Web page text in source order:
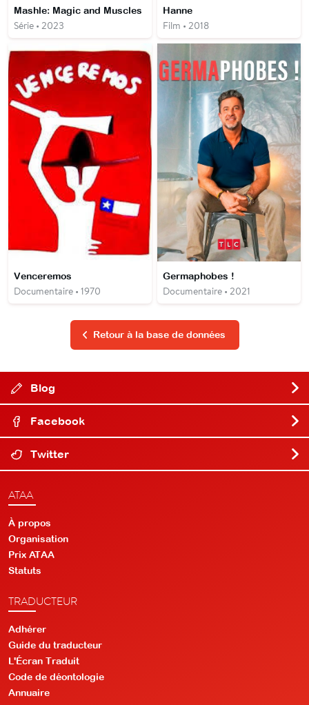
Mashle: Magic and Muscles
Série • 2023
Hanne
Film • 2018
Venceremos
Documentaire • 1970
Germaphobes !
Documentaire • 2021
Retour à la base de données
Blog
Facebook
Twitter
ATAA
À propos
Organisation
Prix ATAA
Statuts
TRADUCTEUR
Adhérer
Guide du traducteur
L'Écran Traduit
Code de déontologie
Annuaire